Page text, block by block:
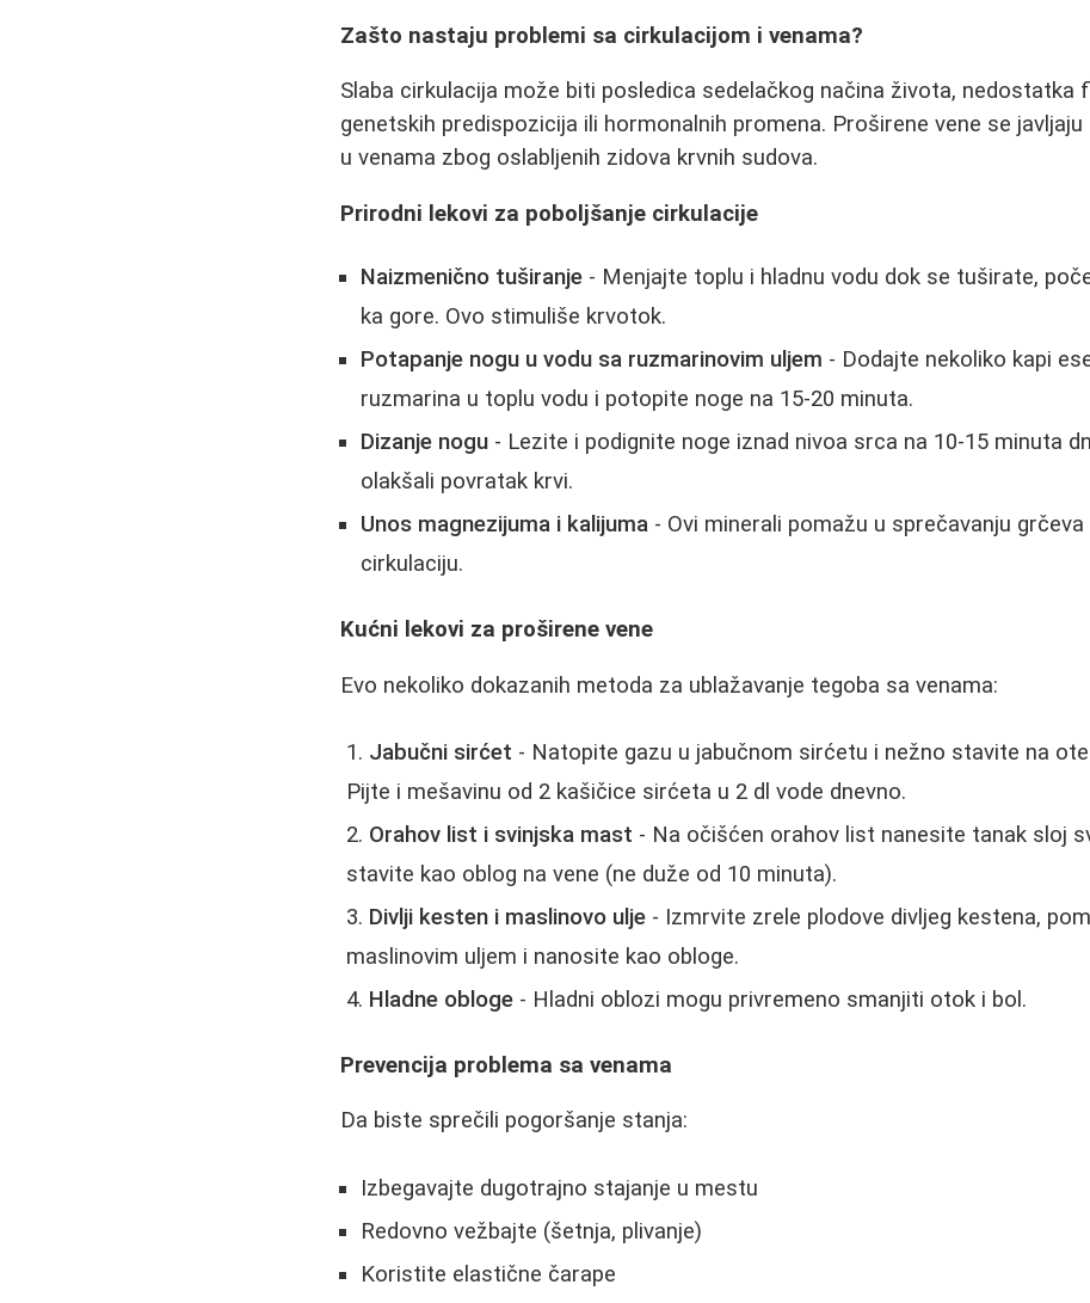
Zašto nastaju problemi sa cirkulacijom i venama?
Slaba cirkulacija može biti posledica sedelačkog načina života, nedostatka
genetskih predispozicija ili hormonalnih promena. Proširene vene se
u venama zbog oslabljenih zidova krvnih sudova.
Prirodni lekovi za poboljšanje cirkulacije
Naizmenično tuširanje - Menjajte toplu i hladnu vodu dok se tuširate,
ka gore. Ovo stimuliše krvotok.
Potapanje nogu u vodu sa ruzmarinovim uljem - Dodajte nekoliko kapi
ruzmarina u toplu vodu i potopite noge na 15-20 minuta.
Dizanje nogu - Lezite i podignite noge iznad nivoa srca na 10-15 minuta
olakšali povratak krvi.
Unos magnezijuma i kalijuma - Ovi minerali pomažu u sprečavanju
cirkulaciju.
Kućni lekovi za proširene vene
Evo nekoliko dokazanih metoda za ublažavanje tegoba sa venama:
Jabučni sirćet - Natopite gazu u jabučnom sirćetu i nežno stavite na
Pijte i mešavinu od 2 kašičice sirćeta u 2 dl vode dnevno.
Orahov list i svinjska mast - Na očišćen orahov list nanesite tanak sloj
stavite kao oblog na vene (ne duže od 10 minuta).
Divlji kesten i maslinovo ulje - Izmrvite zrele plodove divljeg kestena,
maslinovim uljem i nanosite kao obloge.
Hladne obloge - Hladni oblozi mogu privremeno smanjiti otok i bol.
Prevencija problema sa venama
Da biste sprečili pogoršanje stanja:
Izbegavajte dugotrajno stajanje u mestu
Redovno vežbajte (šetnja, plivanje)
Koristite elastične čarape